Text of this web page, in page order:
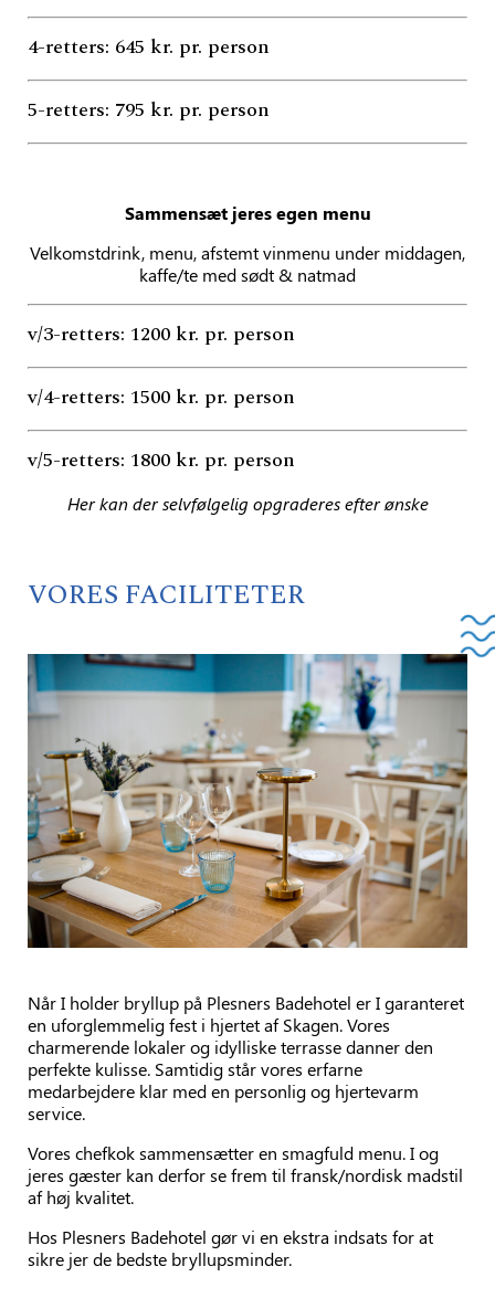
4-retters: 645 kr. pr. person
5-retters: 795 kr. pr. person
Sammensæt jeres egen menu
Velkomstdrink, menu, afstemt vinmenu under middagen,
kaffe/te med sødt & natmad
v/3-retters: 1200 kr. pr. person
v/4-retters: 1500 kr. pr. person
v/5-retters: 1800 kr. pr. person
Her kan der selvfølgelig opgraderes efter ønske
Når I holder bryllup på Plesners Badehotel er I garanteret
en uforglemmelig fest i hjertet af Skagen. Vores
charmerende lokaler og idylliske terrasse danner den
perfekte kulisse. Samtidig står vores erfarne
medarbejdere klar med en personlig og hjertevarm
service.
Vores chefkok sammensætter en smagfuld menu. I og
jeres gæster kan derfor se frem til fransk/nordisk madstil
af høj kvalitet.
Hos Plesners Badehotel gør vi en ekstra indsats for at
sikre jer de bedste bryllupsminder.
VORES FACILITETER